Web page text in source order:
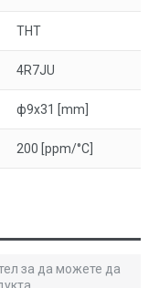
THT
4R7JU
ф9x31 [mm]
200 [ppm/°C]
за да можете да